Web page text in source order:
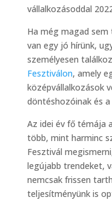
vállalkozásoddal
Ha még magad sem
van egy jó hírünk,
személyesen
Fesztiválon, amely
középvállalkozások
döntéshozóinak és a
Az idei év fő témája
több, mint harminc
Fesztivál
legújabb trendeket,
nemcsak frissen
teljesítményünk is